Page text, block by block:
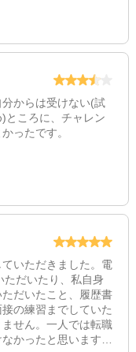
からは受けない(試
ところに、チャレン
ったです。
いただきました。電
ただいたり、私自身
だいたこと、履歴書
の練習までしていた
せん。一人では転職
かったと思います。